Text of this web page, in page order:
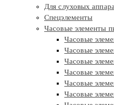
Для слуховых
Спецэлементы
Часовые элементы
Часовые
Часовые
Часовые
Часовые
Часовые
Часовые